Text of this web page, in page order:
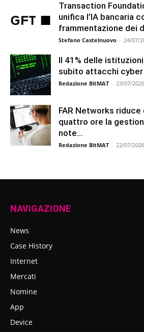
Transaction
unifica l’IA bancaria
frammentazione dei
Stefano Castelnuovo - 24/07/
Il 41% delle
subito attacchi
Redazione BitMAT - 23/07/2026
FAR Networks riduce
quattro ore la
note...
Redazione BitMAT - 22/07/2026
NAVIGAZIONE
News
Case History
Internet
Mercati
Nomine
App
Device